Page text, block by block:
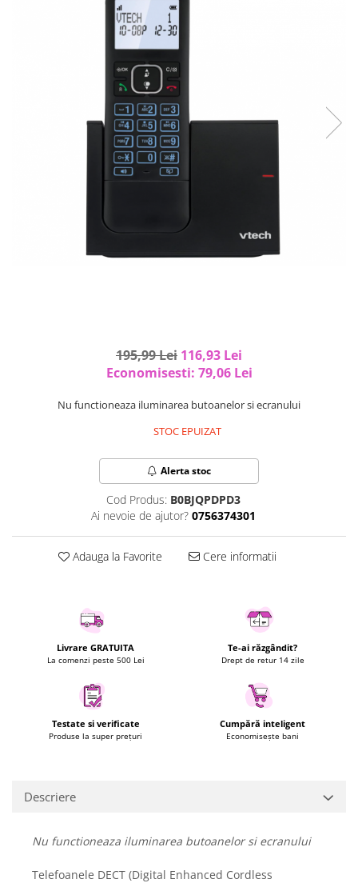
Curatenie si intretinere
Kit-uri automatizari porti si usi
Organizare si depozitare
Laptopuri si Accesorii
Telefoane Mobile & accesorii
Wearable & Gadgeturi
Electrocasnice & Climatizare
Accesorii si piese masini spalat
rufe si uscatoare
Aparate Frigorifice
Aparate Racire Aer
Aragaze si cuptoare cu microunde
Climatizare & sisteme de incalzire
Electrocasnice pentru Bucatarie
Fiare de calcat si masini de cusut
Fashion
Ceasuri barbatesti
Cutii, curele si accesorii ceasuri
195,99 Lei 116,93 Lei
Economisesti: 79,06 Lei
Nu functioneaza iluminarea butoanelor si ecranului
STOC EPUIZAT
Alerta stoc
Cod Produs: B0BJQPDPD3
Ai nevoie de ajutor? 0756374301
Adauga la Favorite Cere informatii
Livrare GRATUITA
La comenzi peste 500 Lei
Te-ai răzgândit?
Drept de retur 14 zile
Testate si verificate
Produse la super prețuri
Cumpără inteligent
Economisește bani
Descriere
Nu functioneaza iluminarea butoanelor si ecranului
Telefoanele DECT (Digital Enhanced Cordless